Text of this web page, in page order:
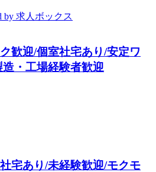
歓迎/個室社宅あり/安定ワ
・工場経験者歓迎
宅あり/未経験歓迎/モクモ